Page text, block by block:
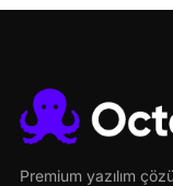
Premium yazılım